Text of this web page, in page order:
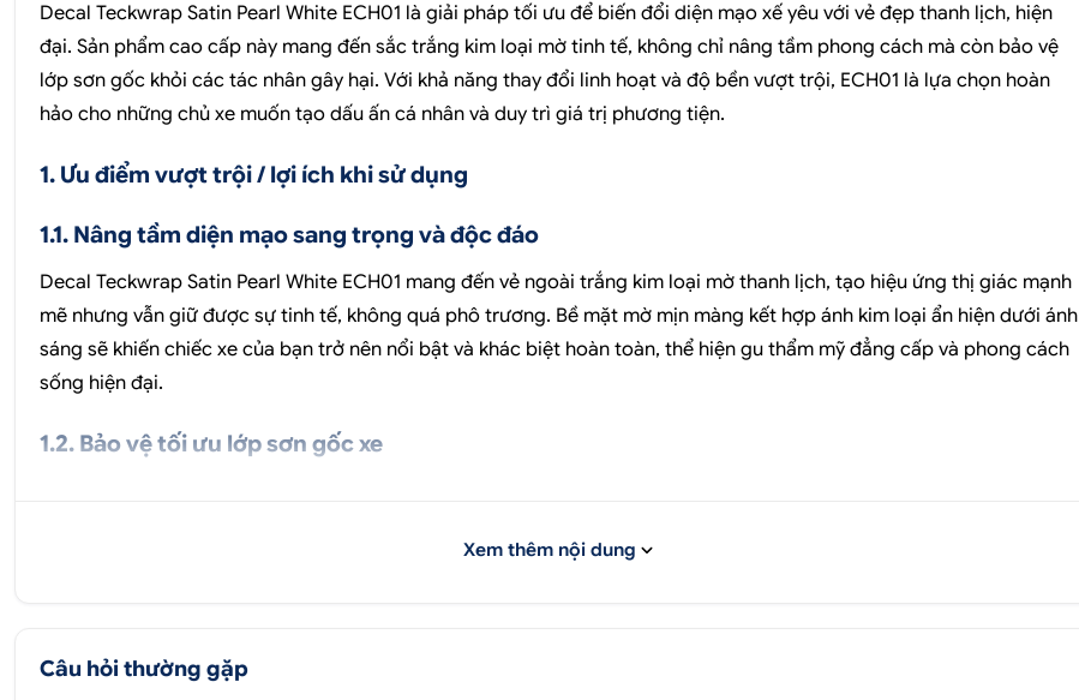
Decal Teckwrap Satin Pearl White ECH01 là giải pháp tối ưu để biến đổi diện mạo xế yêu với vẻ đẹp thanh lịch, hiện
đại. Sản phẩm cao cấp này mang đến sắc trắng kim loại mờ tinh tế, không chỉ nâng tầm phong cách mà còn bảo vệ
lớp sơn gốc khỏi các tác nhân gây hại. Với khả năng thay đổi linh hoạt và độ bền vượt trội, ECH01 là lựa chọn hoàn
hảo cho những chủ xe muốn tạo dấu ấn cá nhân và duy trì giá trị phương tiện.
1. Ưu điểm vượt trội / lợi ích khi sử dụng
1.1. Nâng tầm diện mạo sang trọng và độc đáo
Decal Teckwrap Satin Pearl White ECH01 mang đến vẻ ngoài trắng kim loại mờ thanh lịch, tạo hiệu ứng thị giác mạnh
mẽ nhưng vẫn giữ được sự tinh tế, không quá phô trương. Bề mặt mờ mịn màng kết hợp ánh kim loại ẩn hiện dưới ánh
sáng sẽ khiến chiếc xe của bạn trở nên nổi bật và khác biệt hoàn toàn, thể hiện gu thẩm mỹ đẳng cấp và phong cách
sống hiện đại.
1.2. Bảo vệ tối ưu lớp sơn gốc xe
từ hóa chất hay phân chim, nhựa cây, duy trì giá trị xe lâu dài.
>>>Tham khảo thêm:
Xem thêm nội dung
Câu hỏi thường gặp